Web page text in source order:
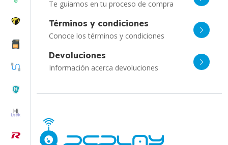
Te guiamos en tu proceso de compra
Términos y condiciones
Conoce los términos y condiciones
Devoluciones
Información acerca devoluciones